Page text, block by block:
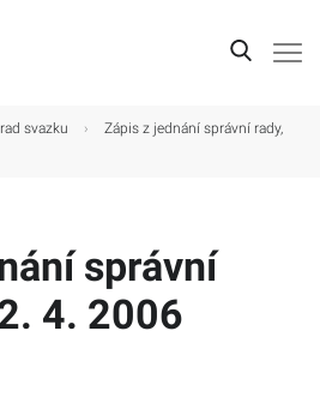
svazku ›
Zápis z jednání správní rady,
správní
4. 2006